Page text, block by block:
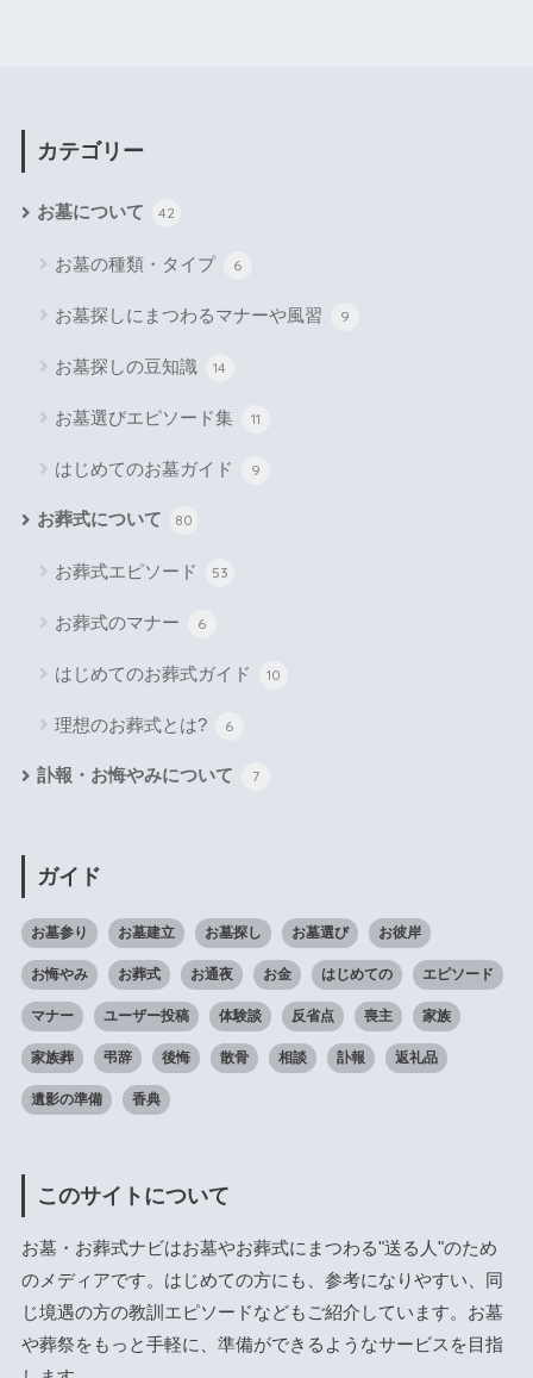
カテゴリー
お墓について 42
お墓の種類・タイプ 6
お墓探しにまつわるマナーや風習 9
お墓探しの豆知識 14
お墓選びエピソード集 11
はじめてのお墓ガイド 9
お葬式について 80
お葬式エピソード 53
お葬式のマナー 6
はじめてのお葬式ガイド 10
理想のお葬式とは? 6
訃報・お悔やみについて 7
ガイド
お墓参り お墓建立 お墓探し お墓選び お彼岸
お悔やみ お葬式 お通夜 お金 はじめての エピソード
マナー ユーザー投稿 体験談 反省点 喪主 家族
家族葬 弔辞 後悔 散骨 相談 訃報 返礼品
遺影の準備 香典
このサイトについて
お墓・お葬式ナビはお墓やお葬式にまつわる"送る人"のため
のメディアです。はじめての方にも、参考になりやすい、同
じ境遇の方の教訓エピソードなどもご紹介しています。お墓
や葬祭をもっと手軽に、準備ができるようなサービスを目指